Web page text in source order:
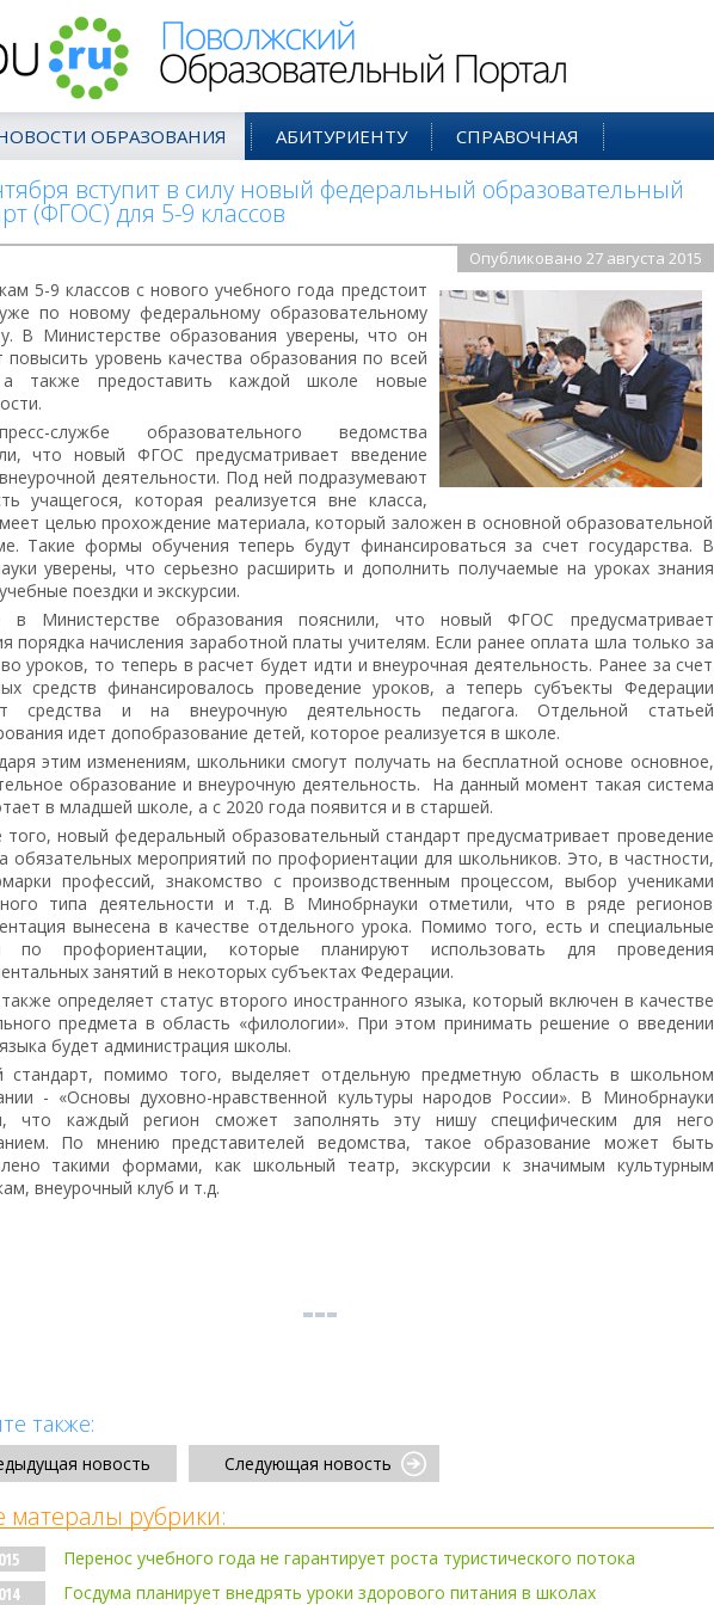
ОБРАЗОВАНИЯ АБИТУРИЕНТУ СПРАВОЧНАЯ
вступит в силу новый федеральный образовательный
(ФГОС) для 5-9 классов
Опубликовано 27 августа 2015
5-9 классов с нового учебного года предстоит
по новому федеральному образовательному
В Министерстве образования уверены, что он
повысить уровень качества образования по всей
а также предоставить каждой школе новые
службе образовательного ведомства
что новый ФГОС предусматривает введение
деятельности. Под ней подразумевают
учащегося, которая реализуется вне класса,
целью прохождение материала, который заложен в основной образовательной
Такие формы обучения теперь будут финансироваться за счет государства. В
уверены, что серьезно расширить и дополнить получаемые на уроках знания
поездки и экскурсии.
в Министерстве образования пояснили, что новый ФГОС предусматривает
порядка начисления заработной платы учителям. Если ранее оплата шла только за
уроков, то теперь в расчет будет идти и внеурочная деятельность. Ранее за счет
средств финансировалось проведение уроков, а теперь субъекты Федерации
средства и на внеурочную деятельность педагога. Отдельной статьей
идет допобразование детей, которое реализуется в школе.
этим изменениям, школьники смогут получать на бесплатной основе основное,
образование и внеурочную деятельность. На данный момент такая система
в младшей школе, а с 2020 года появится и в старшей.
того, новый федеральный образовательный стандарт предусматривает проведение
обязательных мероприятий по профориентации для школьников. Это, в частности,
профессий, знакомство с производственным процессом, выбор учениками
типа деятельности и т.д. В Минобрнауки отметили, что в ряде регионов
вынесена в качестве отдельного урока. Помимо того, есть и специальные
по профориентации, которые планируют использовать для проведения
занятий в некоторых субъектах Федерации.
определяет статус второго иностранного языка, который включен в качестве
предмета в область «филологии». При этом принимать решение о введении
будет администрация школы.
стандарт, помимо того, выделяет отдельную предметную область в школьном
- «Основы духовно-нравственной культуры народов России». В Минобрнауки
что каждый регион сможет заполнять эту нишу специфическим для него
По мнению представителей ведомства, такое образование может быть
такими формами, как школьный театр, экскурсии к значимым культурным
внеурочный клуб и т.д.
также:
новость Следующая новость
матералы рубрики:
Перенос учебного года не гарантирует роста туристического потока
Госдума планирует внедрять уроки здорового питания в школах